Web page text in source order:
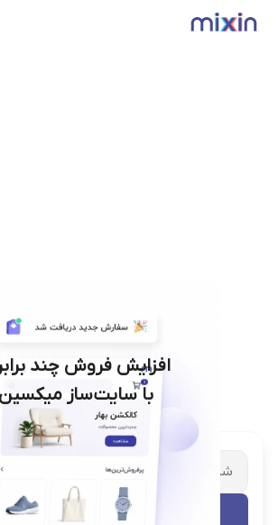
افزایش فروش چند
با سایت‌ساز میکسین
شریک تجاری ترب با
تست رایگان